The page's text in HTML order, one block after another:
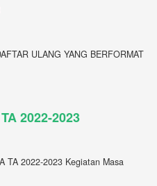
ULANG YANG BERFORMAT
2022-2023
TA 2022-2023 Kegiatan Masa